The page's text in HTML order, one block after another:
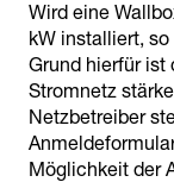
Wird eine
kW installiert,
Grund hierfür ist
Stromnetz
Netzbetreiber
Möglichkeit der